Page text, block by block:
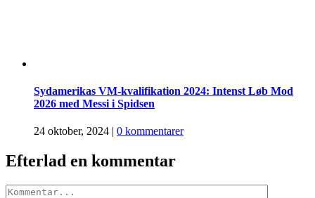
Sydamerikas VM-kvalifikation 2024: Intenst Løb Mod
2026 med Messi i Spidsen
24 oktober, 2024 | 0 kommentarer
Efterlad en kommentar
Comment